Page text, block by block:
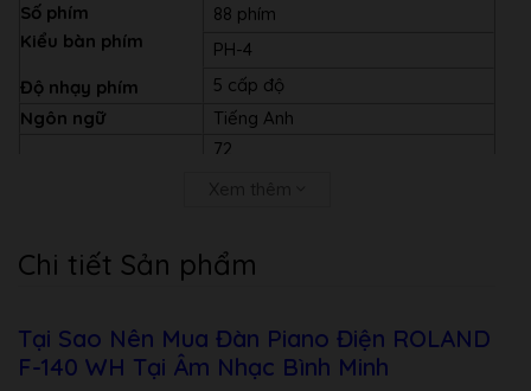
Số phím
Kiểu bàn phím
Độ nhạy phím
88 phím
PH-4
5 cấp độ
Ngôn ngữ
Tiếng Anh
Điệu
(Rhythm)
Tiếng (Voice)
72
– Damper Resonance (Always On)
– String Resonance (Always On)
Chi tiết Sản phẩm
Tại Sao Nên Mua Đàn Piano Điện ROLAND
F-140 WH Tại Âm Nhạc Bình Minh